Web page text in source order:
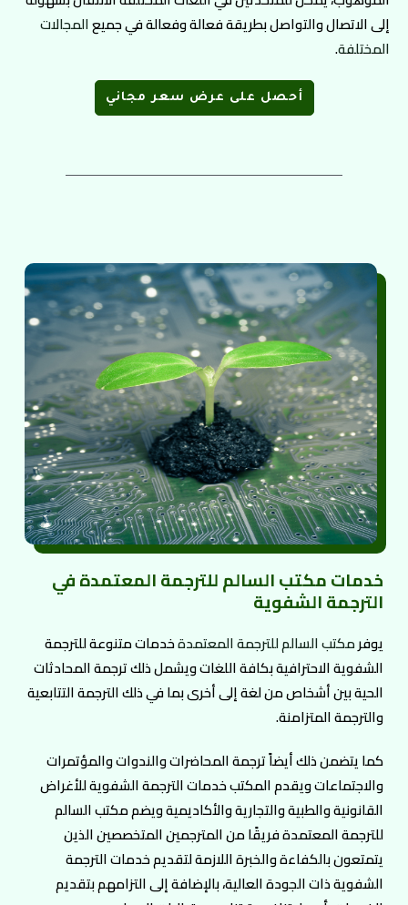
إلى الاتصال والتواصل بطريقة فعالة وفعالة في جميعالمجالات
المختلفة.
أحصل على عرض سعر مجاني
خدمات مكتب السالم للترجمة المعتمدة في
الترجمة الشفوية
يوفرمكتب السالم للترجمة المعتمدةخدمات متنوعة للترجمة
الشفوية الاحترافية بكافة اللغات ويشمل ذلك ترجمة المحادثات
الحية بين أشخاص من لغة إلى أخرى بما في ذلك الترجمة التتابعية
والترجمة المتزامنة.
كما يتضمن ذلك أيضاً ترجمة المحاضرات والندوات والمؤتمرات
والاجتماعات ويقدم المكتب خدمات الترجمة الشفوية للأغراض
القانونية والطبية والتجارية والأكاديمية ويضم مكتب السالم
للترجمة المعتمدة فريقًا من المترجمين المتخصصين الذين
يتمتعون بالكفاءة والخبرة اللازمة لتقديم خدمات الترجمة
الشفوية ذات الجودة العالية، بالإضافة إلى التزامهم بتقديم